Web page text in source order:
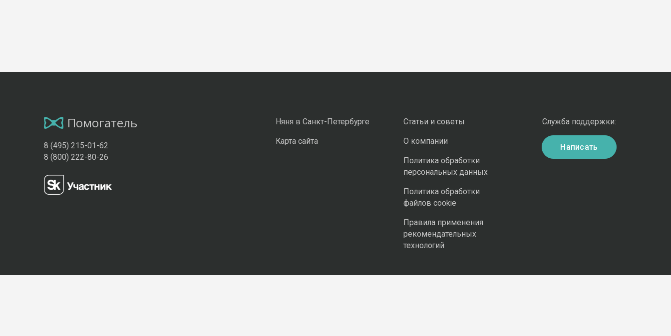
Помогатель
8 (495) 215-01-62
8 (800) 222-80-26
Няня в Санкт-Петербурге
Карта сайта
Статьи и советы
О компании
Политика обработки
персональных данных
Политика обработки
файлов cookie
Правила применения
рекомендательных
технологий
Служба поддержки:
Написать